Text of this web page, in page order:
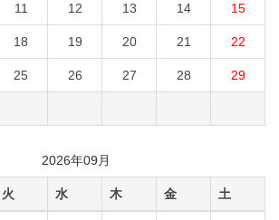
11 12 13 14 15
18 19 20 21 22
25 26 27 28 29
2026年09月
火 水 木 金 土